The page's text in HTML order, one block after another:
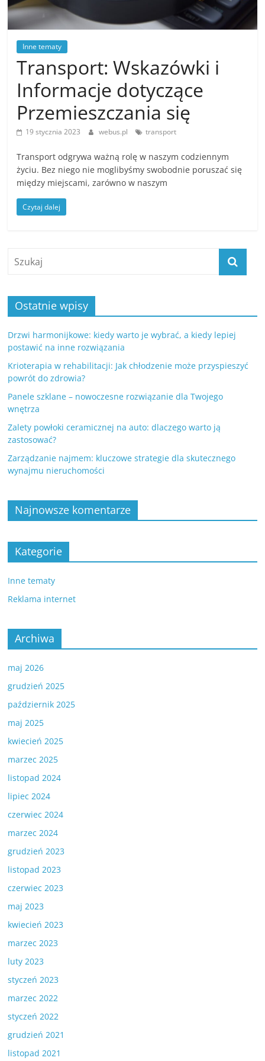
Inne tematy
Transport: Wskazówki i
Informacje dotyczące
Przemieszczania się
19 stycznia 2023 webus.pl transport
Transport odgrywa ważną rolę w naszym codziennym
życiu. Bez niego nie moglibyśmy swobodnie poruszać się
między miejscami, zarówno w naszym
Czytaj dalej
Ostatnie wpisy
Drzwi harmonijkowe: kiedy warto je wybrać, a kiedy lepiej
postawić na inne rozwiązania
Krioterapia w rehabilitacji: Jak chłodzenie może przyspieszyć
powrót do zdrowia?
Panele szklane – nowoczesne rozwiązanie dla Twojego
wnętrza
Zalety powłoki ceramicznej na auto: dlaczego warto ją
zastosować?
Zarządzanie najmem: kluczowe strategie dla skutecznego
wynajmu nieruchomości
Najnowsze komentarze
Kategorie
Inne tematy
Reklama internet
Archiwa
maj 2026
grudzień 2025
październik 2025
maj 2025
kwiecień 2025
marzec 2025
listopad 2024
lipiec 2024
czerwiec 2024
marzec 2024
grudzień 2023
listopad 2023
czerwiec 2023
maj 2023
kwiecień 2023
marzec 2023
luty 2023
styczeń 2023
marzec 2022
styczeń 2022
grudzień 2021
listopad 2021